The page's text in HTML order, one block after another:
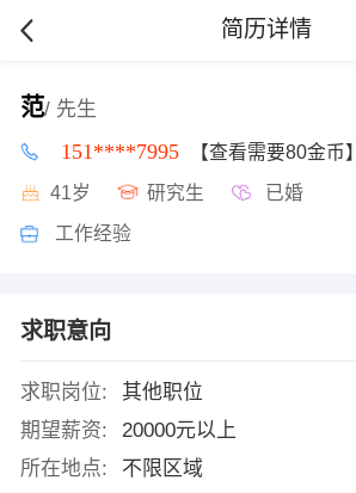
简历详情
范/ 先生
151****7995 【查看需要80金币】
41岁 研究生 已婚
工作经验
求职意向
求职岗位:
其他职位
期望薪资:
20000元以上
所在地点:
不限区域